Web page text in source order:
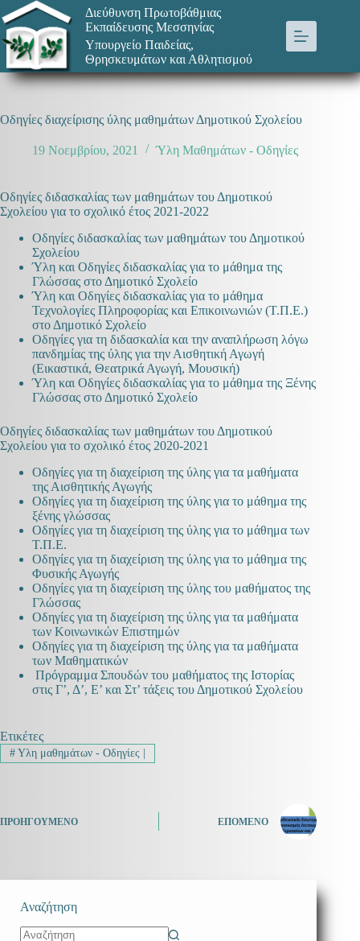
Μετάβαση
στο
περιεχόμενο
Διεύθυνση Πρωτοβάθμιας
Εκπαίδευσης Μεσσηνίας
Υπουργείο Παιδείας,
Θρησκευμάτων και Αθλητισμού
Οδηγίες διαχείρισης ύλης μαθημάτων Δημοτικού Σχολείου
19 Νοεμβρίου, 2021 Ύλη Μαθημάτων - Οδηγίες
Οδηγίες διδασκαλίας των μαθημάτων του Δημοτικού
Σχολείου για το σχολικό έτος 2021-2022
Οδηγίες διδασκαλίας των μαθημάτων του Δημοτικού
Σχολείου
Ύλη και Οδηγίες διδασκαλίας για το μάθημα της
Γλώσσας στο Δημοτικό Σχολείο
Ύλη και Οδηγίες διδασκαλίας για το μάθημα
Τεχνολογίες Πληροφορίας και Επικοινωνιών (Τ.Π.Ε.)
στο Δημοτικό Σχολείο
Οδηγίες για τη διδασκαλία και την αναπλήρωση λόγω
πανδημίας της ύλης για την Αισθητική Αγωγή
(Εικαστικά, Θεατρικά Αγωγή, Μουσική)
Ύλη και Οδηγίες διδασκαλίας για το μάθημα της Ξένης
Γλώσσας στο Δημοτικό Σχολείο
Οδηγίες διδασκαλίας των μαθημάτων του Δημοτικού
Σχολείου για το σχολικό έτος 2020-2021
Οδηγίες για τη διαχείριση της ύλης για τα μαθήματα
της Αισθητικής Αγωγής
Οδηγίες για τη διαχείριση της ύλης για το μάθημα της
ξένης γλώσσας
Οδηγίες για τη διαχείριση της ύλης για το μάθημα των
Τ.Π.Ε.
Οδηγίες για τη διαχείριση της ύλης για το μάθημα της
Φυσικής Αγωγής
Οδηγίες για τη διαχείριση της ύλης του μαθήματος της
Γλώσσας
Οδηγίες για τη διαχείριση της ύλης για τα μαθήματα
των Κοινωνικών Επιστημών
Οδηγίες για τη διαχείριση της ύλης για τα μαθήματα
των Μαθηματικών
Πρόγραμμα Σπουδών του μαθήματος της Ιστορίας
στις Γ’, Δ’, Ε’ και Στ’ τάξεις του Δημοτικού Σχολείου
Ετικέτες
#Υλη μαθημάτων - Οδηγίες |
ΠΡΟΗΓΟΎΜΕΝΟ ΕΠΌΜΕΝΟ
Αναζήτηση